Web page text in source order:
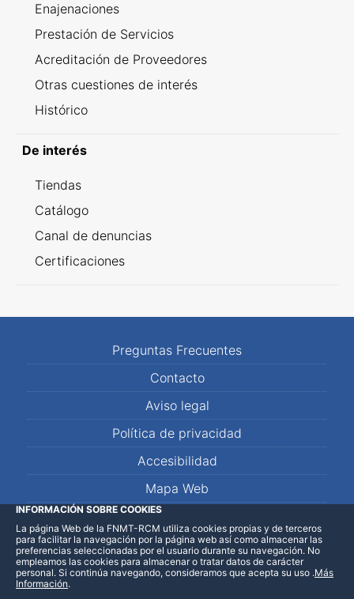
Enajenaciones
Prestación de Servicios
Acreditación de Proveedores
Otras cuestiones de interés
Histórico
De interés
Tiendas
Catálogo
Canal de denuncias
Certificaciones
Preguntas Frecuentes
Contacto
Aviso legal
Política de privacidad
Accesibilidad
Mapa Web
LinkedInFacebookWhatsApp
INFORMACIÓN SOBRE COOKIES
La página Web de la FNMT-RCM utiliza cookies propias y de terceros
para facilitar la navegación por la página web así como almacenar las
preferencias seleccionadas por el usuario durante su navegación. No
empleamos las cookies para almacenar o tratar datos de carácter
personal. Si continúa navegando, consideramos que acepta su uso .Más
Información.